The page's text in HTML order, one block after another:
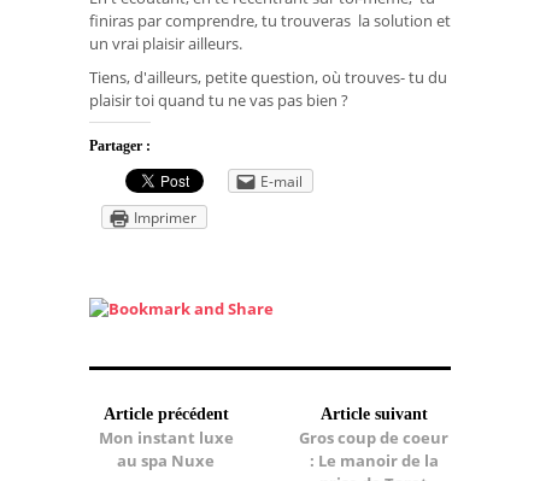
finiras par comprendre, tu trouveras la solution et
un vrai plaisir ailleurs.
Tiens, d'ailleurs, petite question, où trouves- tu du
plaisir toi quand tu ne vas pas bien ?
Partager :
E-mail
Imprimer
Article précédent
Mon instant luxe
au spa Nuxe
Article suivant
Gros coup de coeur
: Le manoir de la